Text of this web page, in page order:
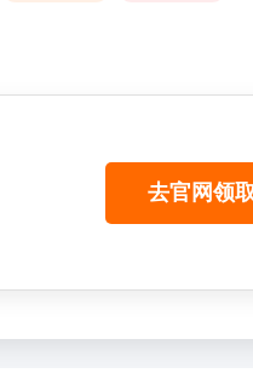
去官网领